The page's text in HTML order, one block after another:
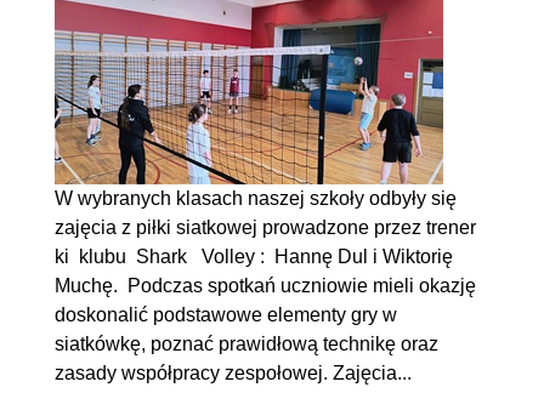
W wybranych klasach naszej szkoły odbyły się
zajęcia z piłki siatkowej prowadzone przez trener
ki klubu Shark Volley : Hannę Dul i Wiktorię
Muchę. Podczas spotkań uczniowie mieli okazję
doskonalić podstawowe elementy gry w
siatkówkę, poznać prawidłową technikę oraz
zasady współpracy zespołowej. Zajęcia...